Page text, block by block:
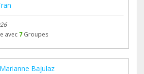
avec 7 Groupes
Bajulaz